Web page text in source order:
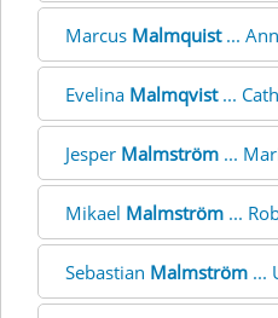
Marcus Malmquist...
Evelina Malmqvist...
Jesper Malmström ...
Mikael Malmström ...
Sebastian Malmström ...